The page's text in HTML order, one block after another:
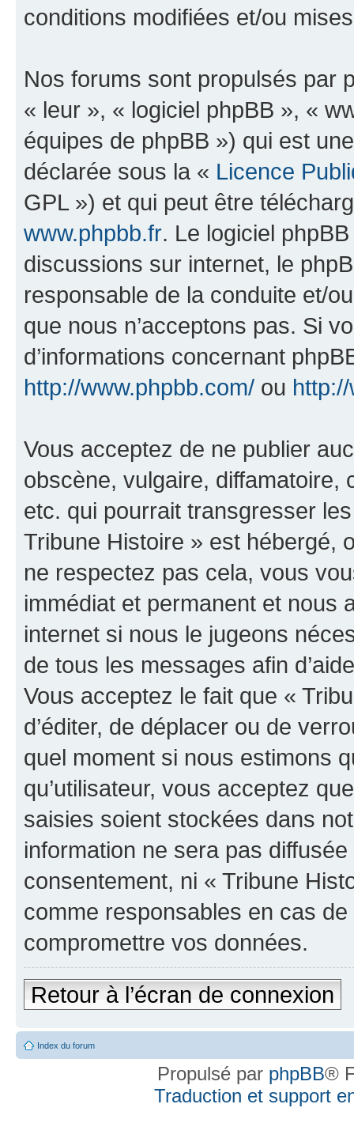
conditions modifiées et/ou
Nos forums sont propulsés par
« leur », « logiciel phpBB », «
équipes de phpBB ») qui est
déclarée sous la « Licence
GPL ») et qui peut être
www.phpbb.fr. Le logiciel
discussions sur internet, le
responsable de la conduite et/
que nous n’acceptons pas. Si
d’informations concernant
http://www.phpbb.com/ ou
Vous acceptez de ne publier
obscène, vulgaire, diffamatoire,
etc. qui pourrait transgresser
Tribune Histoire » est hébergé,
ne respectez pas cela, vous
immédiat et permanent et nous
internet si nous le jugeons
de tous les messages afin
Vous acceptez le fait que «
d’éditer, de déplacer ou de
quel moment si nous estimons
qu’utilisateur, vous acceptez
saisies soient stockées dans
information ne sera pas
consentement, ni « Tribune
comme responsables en cas
compromettre vos données.
Retour à l’écran de connexion
Index du forum
Propulsé par phpBB®
Traduction et support